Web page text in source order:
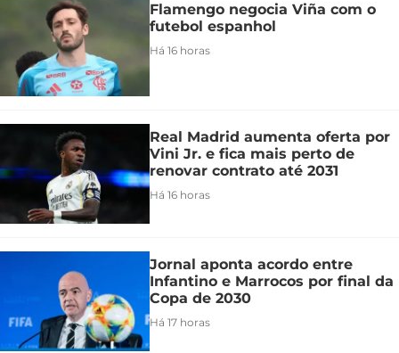
Flamengo negocia Viña com o
futebol espanhol
Há 16 horas
Real Madrid aumenta oferta por
Vini Jr. e fica mais perto de
renovar contrato até 2031
Há 16 horas
Jornal aponta acordo entre
Infantino e Marrocos por final da
Copa de 2030
Há 17 horas